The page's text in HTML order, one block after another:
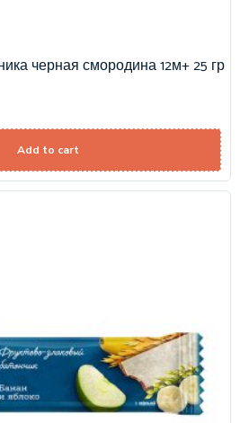
черная смородина 12м+ 25 гр
Add to cart